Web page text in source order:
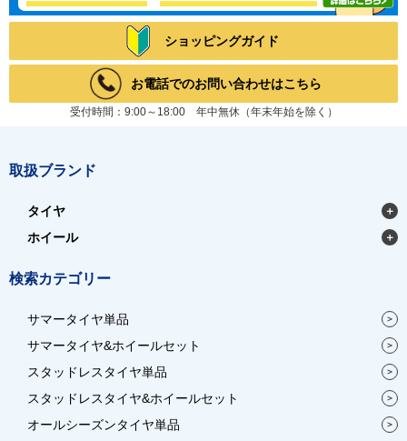
ショッピングガイド
お電話でのお問い合わせはこちら
受付時間：9:00～18:00 年中無休（年末年始を除く）
取扱ブランド
タイヤ
ホイール
検索カテゴリー
サマータイヤ単品
サマータイヤ&ホイールセット
スタッドレスタイヤ単品
スタッドレスタイヤ&ホイールセット
オールシーズンタイヤ単品